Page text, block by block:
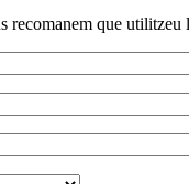
recomanem que utilitzeu